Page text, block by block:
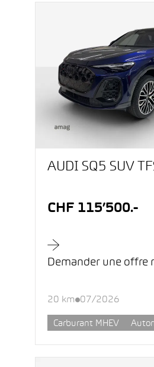
AUDI SQ5 SUV
CHF 115’500.-
Demander une offre
20 km 07/2026
Carburant MHEV